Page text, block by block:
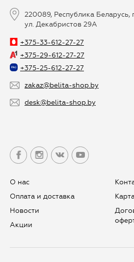
220089, Республика Беларусь,
ул. Декабристов 29А
+375-33-612-27-27
+375-29-612-27-27
+375-25-612-27-27
zakaz@belita-shop.by
desk@belita-shop.by
О нас
Оплата и доставка
Новости
Aкции